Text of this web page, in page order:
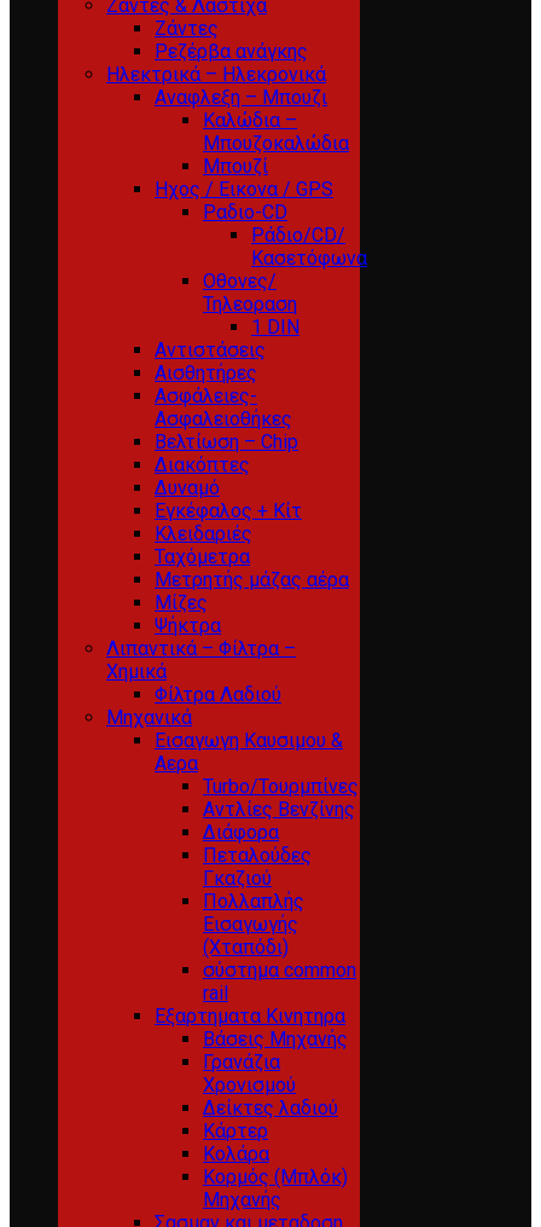
Ζάντες & Λάστιχα
Ζάντες
Ρεζέρβα ανάγκης
Ηλεκτρικά – Ηλεκρονικά
Αναφλεξη – Μπουζι
Καλώδια –
Μπουζοκαλώδια
Μπουζί
Ηχος / Εικονα / GPS
Ραδιο-CD
Ράδιο/CD/
Κασετόφωνα
Οθονες/
Τηλεοραση
1 DIN
Αντιστάσεις
Αισθητήρες
Ασφάλειες-
Ασφαλειοθήκες
Βελτίωση – Chip
Διακόπτες
Δυναμό
Εγκέφαλος + Κίτ
Κλειδαριές
Ταχόμετρα
Μετρητής μάζας αέρα
Μίζες
Ψήκτρα
Λιπαντικά – Φίλτρα –
Χημικά
Φίλτρα Λαδιού
Μηχανικά
Εισαγωγη Καυσιμου &
Αερα
Turbo/Τουρμπίνες
Αντλίες Βενζίνης
Διάφορα
Πεταλούδες
Γκαζιού
Πολλαπλής
Εισαγωγής
(Χταπόδι)
σύστημα common
rail
Εξαρτηματα Κινητηρα
Βάσεις Μηχανής
Γρανάζια
Χρονισμού
Δείκτες λαδιού
Κάρτερ
Κολάρα
Κορμός (Μπλόκ)
Μηχανής